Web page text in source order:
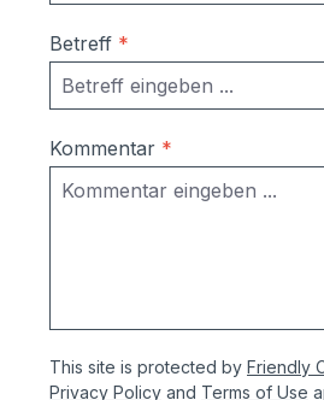
Austausch im Falle einer
durch Laien möglich
vom Hersteller):- Kästen
sendzimierverzinktem
ohne Abspringen der
chromatiert- Zusätzlich
Betreff *
Kommentar *
This site is protected by Friendly
Privacy Policy and Terms of Use